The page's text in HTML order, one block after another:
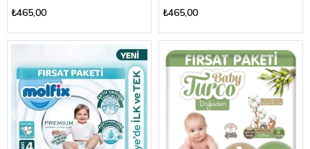
₺465,00 ₺465,00